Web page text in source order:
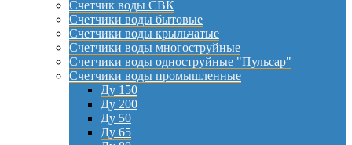
Счетчик воды СВК
Счетчики воды бытовые
Счетчики воды крыльчатые
Счетчики воды многоструйные
Счетчики воды одноструйные "Пульсар"
Счетчики воды промышленные
Ду 150
Ду 200
Ду 50
Ду 65